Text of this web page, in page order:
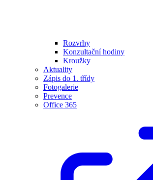
Rozvrhy
Konzultační hodiny
Kroužky
Aktuality
Zápis do 1. třídy
Fotogalerie
Prevence
Office 365